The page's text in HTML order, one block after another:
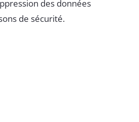
des données
de sécurité.